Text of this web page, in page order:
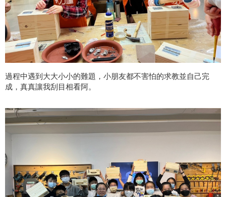
過程中遇到大大小小的難題，小朋友都不害怕的求教並自己完
成，真真讓我刮目相看阿。